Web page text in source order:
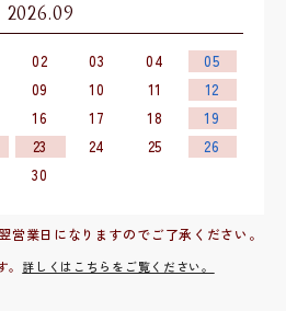
2026.09
02 03 04
05
09 10 11
12
16 17 18
19
23 24 25
26
30
営業日になりますのでご了承ください。
詳しくはこちらをご覧ください。